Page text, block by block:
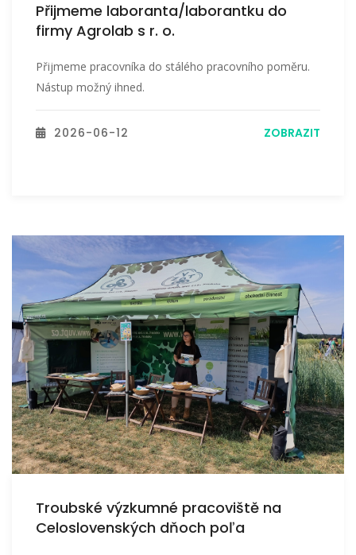
Přijmeme laboranta/laborantku do
firmy Agrolab s r. o.
Přijmeme pracovníka do stálého pracovního poměru.
Nástup možný ihned.
2026-06-12 ZOBRAZIT
Troubské výzkumné pracoviště na
Celoslovenských dňoch poľa